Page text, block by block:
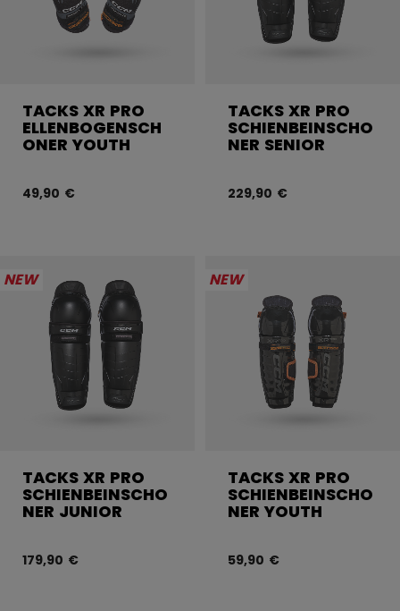
TACKS XR PRO
ELLENBOGENSCH
ONER YOUTH
49,90 €
TACKS XR PRO
SCHIENBEINSCHO
NER SENIOR
229,90 €
NEW
TACKS XR PRO
SCHIENBEINSCHO
NER JUNIOR
179,90 €
NEW
TACKS XR PRO
SCHIENBEINSCHO
NER YOUTH
59,90 €